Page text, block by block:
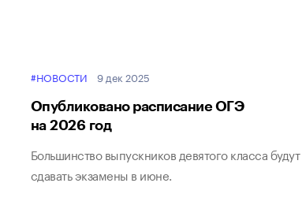
#НОВОСТИ 9 дек 2025
Опубликовано расписание ОГЭ
на 2026 год
Большинство выпускников девятого класса будут
сдавать экзамены в июне.